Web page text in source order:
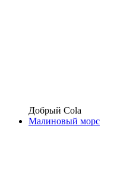
Добрый Cola
Малиновый морс